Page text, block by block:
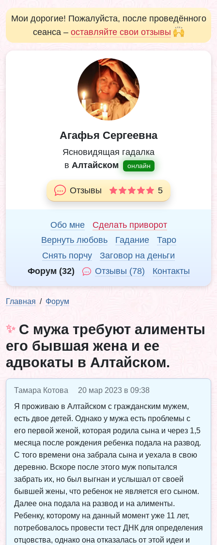
Мои дорогие! Пожалуйста, после проведённого
сеанса – оставляйте свои отзывы
Агафья Сергеевна
Ясновидящая гадалка
в Алтайском онлайн
Отзывы 5
Обо мне
Сделать приворот
Вернуть любовь
Гадание
Таро
Снять порчу
Заговор на деньги
Форум (32)
Отзывы (78) Контакты
Главная Форум
С мужа требуют алименты
его бывшая жена и ее
адвокаты в Алтайском.
Тамара Котова
20 мар 2023 в 09:38
Я проживаю в Алтайском с гражданским мужем,
есть двое детей. Однако у мужа есть проблемы с
его первой женой, которая родила сына и через 1,5
месяца после рождения ребенка подала на развод.
С того времени она забрала сына и уехала в свою
деревню. Вскоре после этого муж попытался
забрать их, но был выгнан и услышал от своей
бывшей жены, что ребенок не является его сыном.
Далее она подала на развод и на алименты.
Ребенку, которому на данный момент уже 11 лет,
потребовалось провести тест ДНК для определения
отцовства, однако она отказалась от этой идеи и